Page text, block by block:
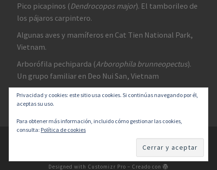
Pico picapinos (Dendrocopos major). El tamborileo de
los pájaros carpintero.
Algunas aves y mamíferos en Cat Tien National Park,
Vietnam.
Arborófila pechiparda (Arborophila brunneopectus).
Un grupo familiar en Deo Nui San, Vietnam
Designed with Customizr Pro – Creado con
Privacidad y cookies: este sitio usa cookies. Si continúas navegando por él,
aceptas su uso.
Para obtener más información, incluido cómo gestionar las cookies,
consulta: Política de cookies